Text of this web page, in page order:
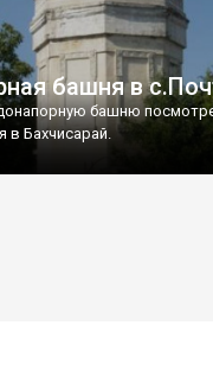
башня в
башню
Бахчисарай.